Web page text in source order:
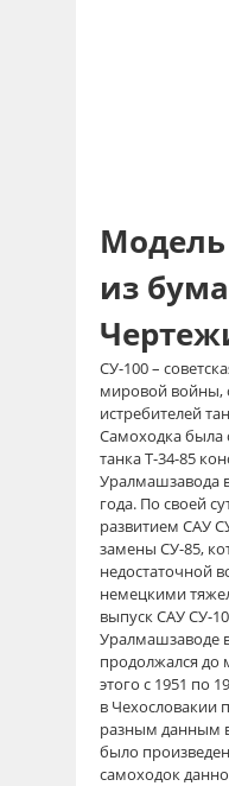
из
СУ-100 –
мировой войны,
истребителей
Самоходка была
танка Т-34-85
Уралмашзавода
года. По своей
развитием САУ
замены СУ-85,
недостаточной
немецкими
выпуск САУ СУ-
Уралмашзаводе
продолжался до
этого с 1951 по
в Чехословакии
разным данным
было
самоходок